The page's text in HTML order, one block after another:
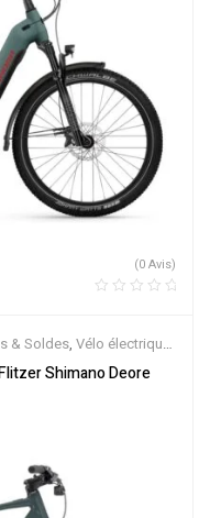
(0 Avis)
& Soldes, Vélo électrique
Shimano Deore